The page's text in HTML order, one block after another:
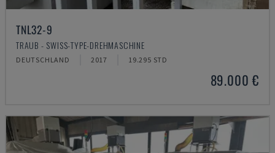
TNL32-9
TRAUB - SWISS-TYPE-DREHMASCHINE
DEUTSCHLAND 2017 19.295 STD
89.000 €